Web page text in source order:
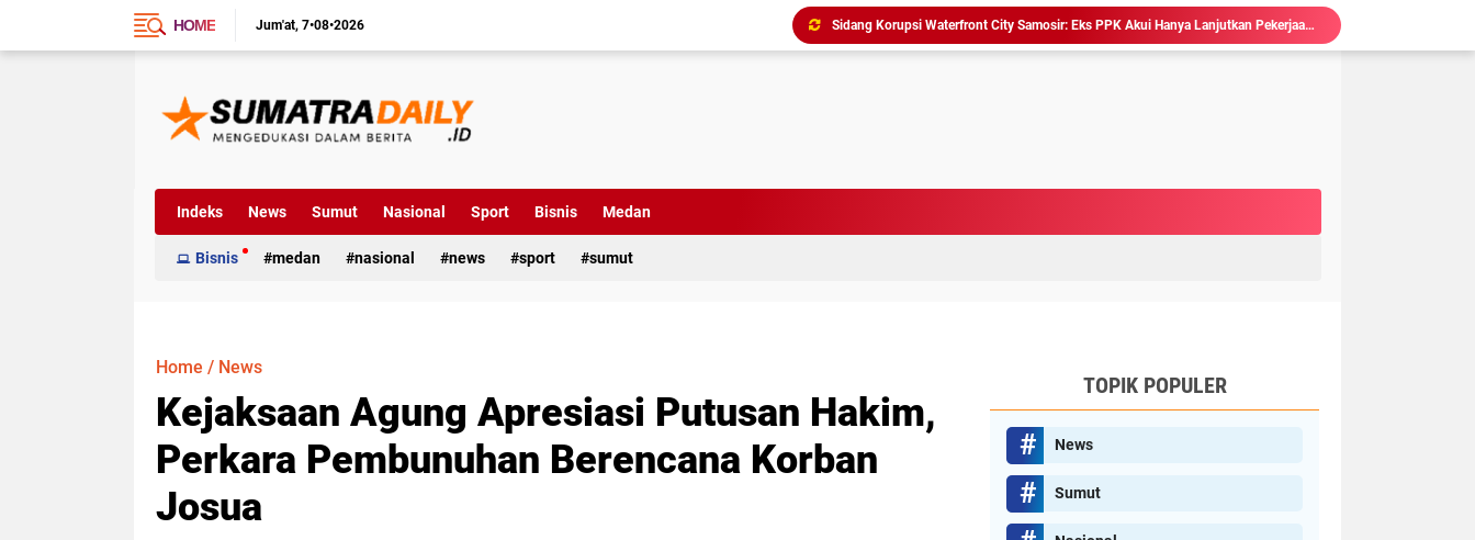
HOME Jum'at 7•08•2026
Sidang Korupsi Waterfront City Samosir: Eks PPK Akui Hanya Lanjutkan Pekerjaan, KPA Beberkan Pengawasan Proyek
Ketum LSM Pucuk Bukit Nusantara Akan Laporkan Kepsek Yang Langgar Aturan Menteri ke APH , Terkait Dana Revitalisasi Sekolah
Dugaan Korupsi SPP dan Dana BOS SMAN 8 Menunggu Gelar Perkara
Indeks News Sumut Nasional Sport Bisnis Medan
Bisnis medan nasional news sport sumut
Home / News
Kejaksaan Agung Apresiasi Putusan Hakim,
Perkara Pembunuhan Berencana Korban
Josua
TOPIK POPULER
News
Sumut